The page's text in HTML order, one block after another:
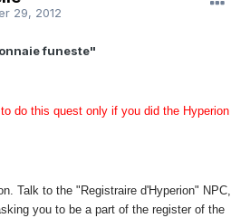
29, 2012
funeste"
do this quest only if you did the Hyperion
Talk to the "Registraire d'Hyperion" NPC,
you to be a part of the register of the